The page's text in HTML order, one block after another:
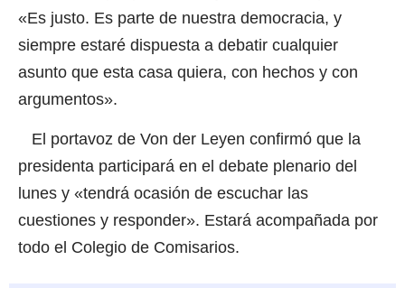
«Es justo. Es parte de nuestra democracia, y
siempre estaré dispuesta a debatir cualquier
asunto que esta casa quiera, con hechos y con
argumentos».
El portavoz de Von der Leyen confirmó que la
presidenta participará en el debate plenario del
lunes y «tendrá ocasión de escuchar las
cuestiones y responder». Estará acompañada por
todo el Colegio de Comisarios.